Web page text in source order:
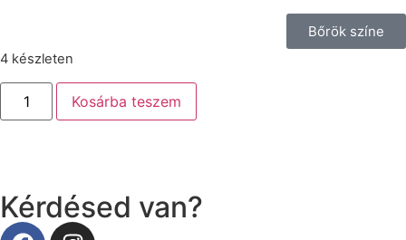
Bőrök színe
4 készleten
Kosárba teszem
Kérdésed van?